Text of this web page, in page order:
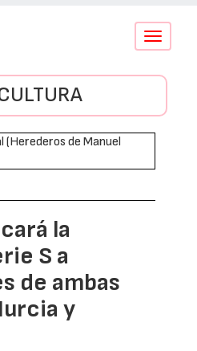
Conmutar
la
S a
de ambas
y